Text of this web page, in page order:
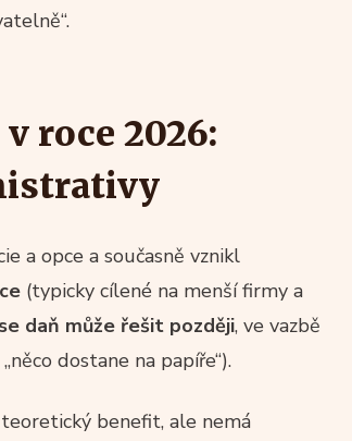
roce 2026:
a opce a současně vznikl
(typicky cílené na menší firmy a
daň může řešit později, ve vazbě
dostane na papíře“).
benefit, ale nemá